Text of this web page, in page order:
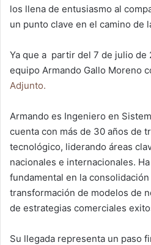
los llena de entusiasmo al
un punto clave en el camino de
Ya que a partir del 7 de julio de
equipo Armando Gallo Moreno
Adjunto.
Armando es Ingeniero en
cuenta con más de 30 años de
tecnológico, liderando áreas
nacionales e internacionales.
fundamental en la
transformación de modelos de
de estrategias comerciales
Su llegada representa un paso